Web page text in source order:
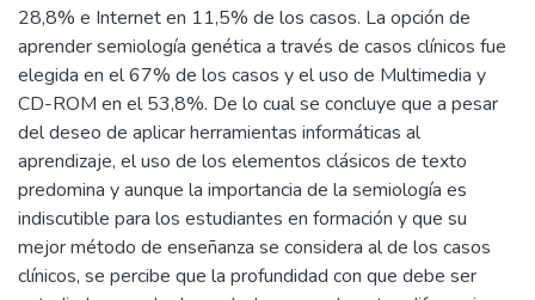
28,8% e Internet en 11,5% de los casos. La opción de
aprender semiología genética a través de casos clínicos fue
elegida en el 67% de los casos y el uso de Multimedia y
CD-ROM en el 53,8%. De lo cual se concluye que a pesar
del deseo de aplicar herramientas informáticas al
aprendizaje, el uso de los elementos clásicos de texto
predomina y aunque la importancia de la semiología es
indiscutible para los estudiantes en formación y que su
mejor método de enseñanza se considera al de los casos
clínicos, se percibe que la profundidad con que debe ser